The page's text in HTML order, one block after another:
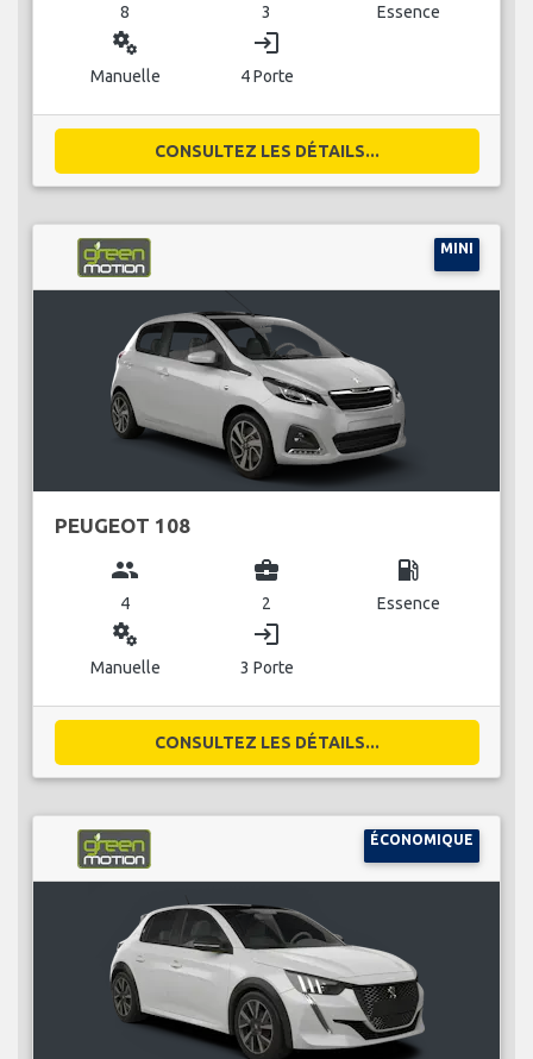
8 3 Essence
miscellaneous_services
Manuelle
login
4 Porte
CONSULTEZ LES DÉTAILS...
MINI
PEUGEOT 108
group
4
business_center
2
local_gas_station
Essence
miscellaneous_services
Manuelle
login
3 Porte
CONSULTEZ LES DÉTAILS...
ÉCONOMIQUE